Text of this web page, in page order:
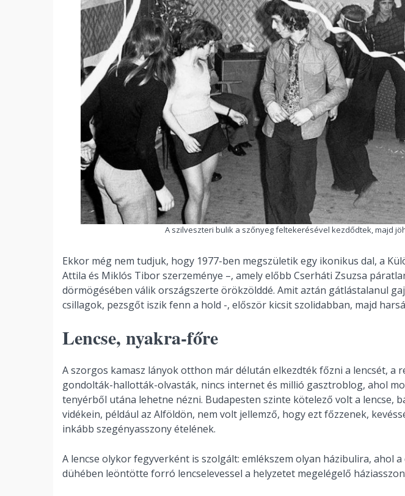
A szilveszteri bulik a szőnyeg feltekerésével kezdődtek, majd
Ekkor még nem tudjuk, hogy 1977-ben megszületik egy ikonikus dal, a
Attila és Miklós Tibor szerzeménye –, amely előbb Cserháti Zsuzsa
dörmögésében válik országszerte örökzölddé. Amit aztán gátlástalanul
csillagok, pezsgőt iszik fenn a hold -, először kicsit szolidabban, majd
Lencse, nyakra-főre
A szorgos kamasz lányok otthon már délután elkezdték főzni a lencsét, a
gondolták-hallották-olvasták, nincs internet és millió gasztroblog, ahol
tenyérből utána lehetne nézni. Budapesten szinte kötelező volt a lencse,
vidékein, például az Alföldön, nem volt jellemző, hogy ezt főzzenek,
inkább szegényasszony ételének.
A lencse olykor fegyverként is szolgált: emlékszem olyan házibulira, ahol
dühében leöntötte forró lencselevessel a helyzetet megelégelő